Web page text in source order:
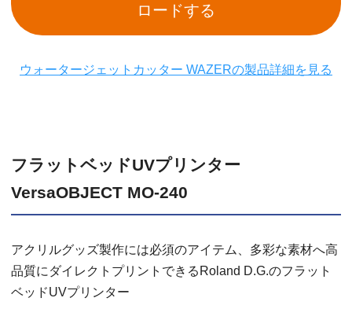
ロードする
ウォータージェットカッター WAZERの製品詳細を見る
フラットベッドUVプリンター
VersaOBJECT MO-240
アクリルグッズ製作には必須のアイテム、多彩な素材へ高
品質にダイレクトプリントできるRoland D.G.のフラット
ベッドUVプリンター